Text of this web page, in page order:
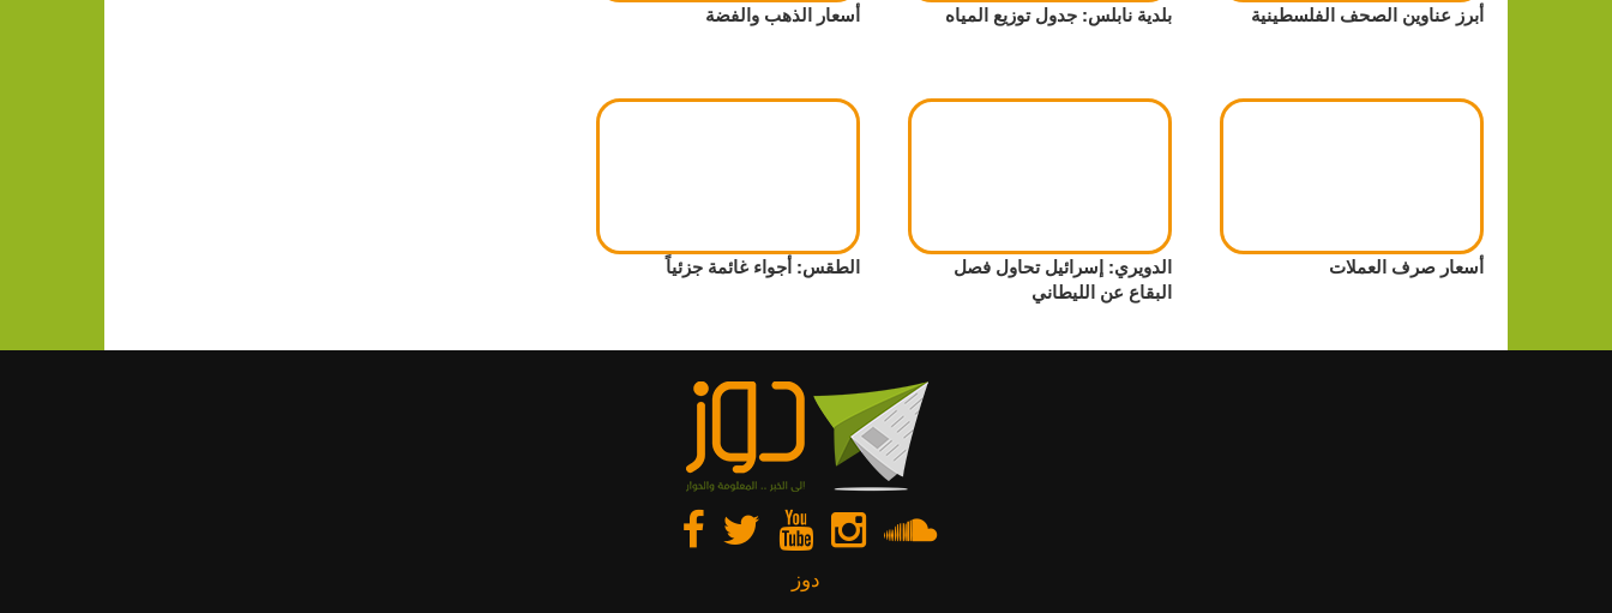
أبرز عناوين الصحف الفلسطينية بلدية نابلس: جدول توزيع المياه أسعار الذهب والفضة
أسعار صرف العملات
الدويري: إسرائيل تحاول فصل
البقاع عن الليطاني
الطقس: أجواء غائمة جزئياً
دوز